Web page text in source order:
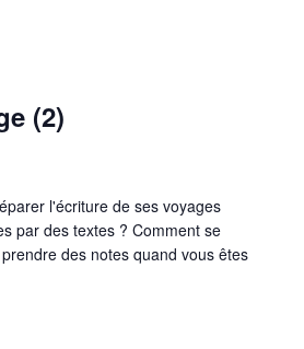
(2)
l'écriture de ses voyages
par des textes ? Comment se
des notes quand vous êtes